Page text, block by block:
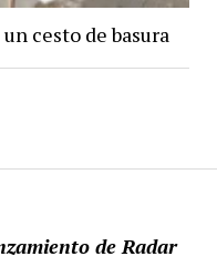
de Radar
cesto de basura